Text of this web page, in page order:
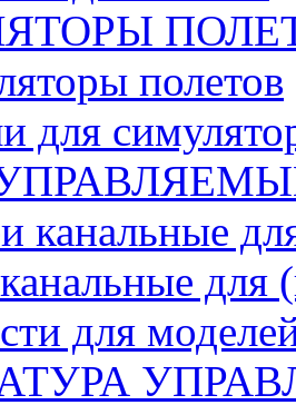
полетов
для
канальные
для